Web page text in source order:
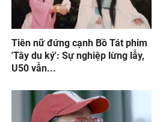
Tiên nữ đứng cạnh Bồ Tát phim
'Tây du ký': Sự nghiệp lừng lẫy,
U50 vẫn...